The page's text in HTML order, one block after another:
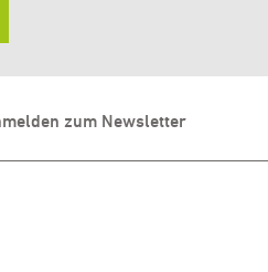
zum Newsletter